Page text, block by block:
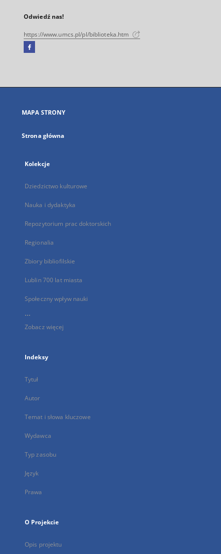
Odwiedź nas!
https://www.umcs.pl/pl/biblioteka.htm
Facebook
się
karcie
MAPA STRONY
Strona główna
Kolekcje
Dziedzictwo kulturowe
Nauka i dydaktyka
Repozytorium prac doktorskich
Regionalia
Zbiory bibliofilskie
Lublin 700 lat miasta
Społeczny wpływ nauki
...
Zobacz więcej
Indeksy
Tytuł
Autor
Temat i słowa kluczowe
Wydawca
Typ zasobu
Język
Prawa
O Projekcie
Opis projektu